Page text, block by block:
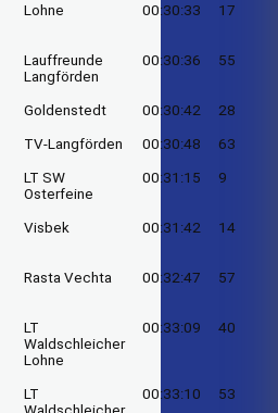
Lohne 00:30:33 17
Lauffreunde
Langförden
00:30:36 55
Goldenstedt 00:30:42 28
TV-Langförden 00:30:48 63
LT SW
Osterfeine
00:31:15 9
Visbek 00:31:42 14
Rasta Vechta 00:32:47 57
LT
Waldschleicher
Lohne
00:33:09 40
LT
00:33:10 53